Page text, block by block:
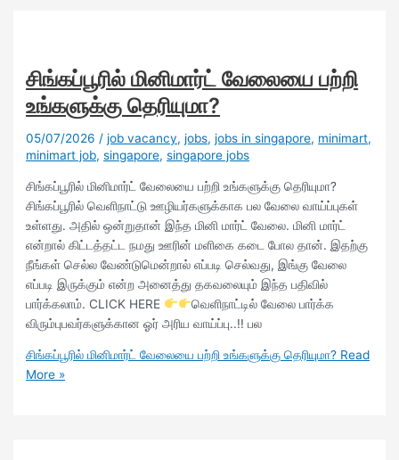
சிங்கப்பூரில் மினிமார்ட் வேலையை பற்றி
உங்களுக்கு தெரியுமா?
05/07/2026 /job vacancy,jobs,jobs in singapore, minimart,
minimart job,singapore,singapore jobs
சிங்கப்பூரில் மினிமார்ட் வேலையை பற்றி உங்களுக்கு தெரியுமா?
சிங்கப்பூரில் வெளிநாட்டு ஊழியர்களுக்காக பல வேலை வாய்ப்புகள்
உள்ளது. அதில் ஒன்றுதான் இந்த மினி மார்ட் வேலை. மினி மார்ட்
என்றால் கிட்டத்தட்ட நமது ஊரின் மளிகை கடை போல தான். இதற்கு
நீங்கள் செல்ல வேண்டுமென்றால் எப்படி செல்வது, இங்கு வேலை
எப்படி இருக்கும் என்ற அனைத்து தகவலையும் இந்த பதிவில்
பார்க்கலாம். CLICK HERE
வெளிநாட்டில் வேலை பார்க்க
விரும்புபவர்களுக்கான ஓர் அரிய வாய்ப்பு..!! பல
சிங்கப்பூரில் மினிமார்ட் வேலையை பற்றி உங்களுக்கு தெரியுமா? Read
More »